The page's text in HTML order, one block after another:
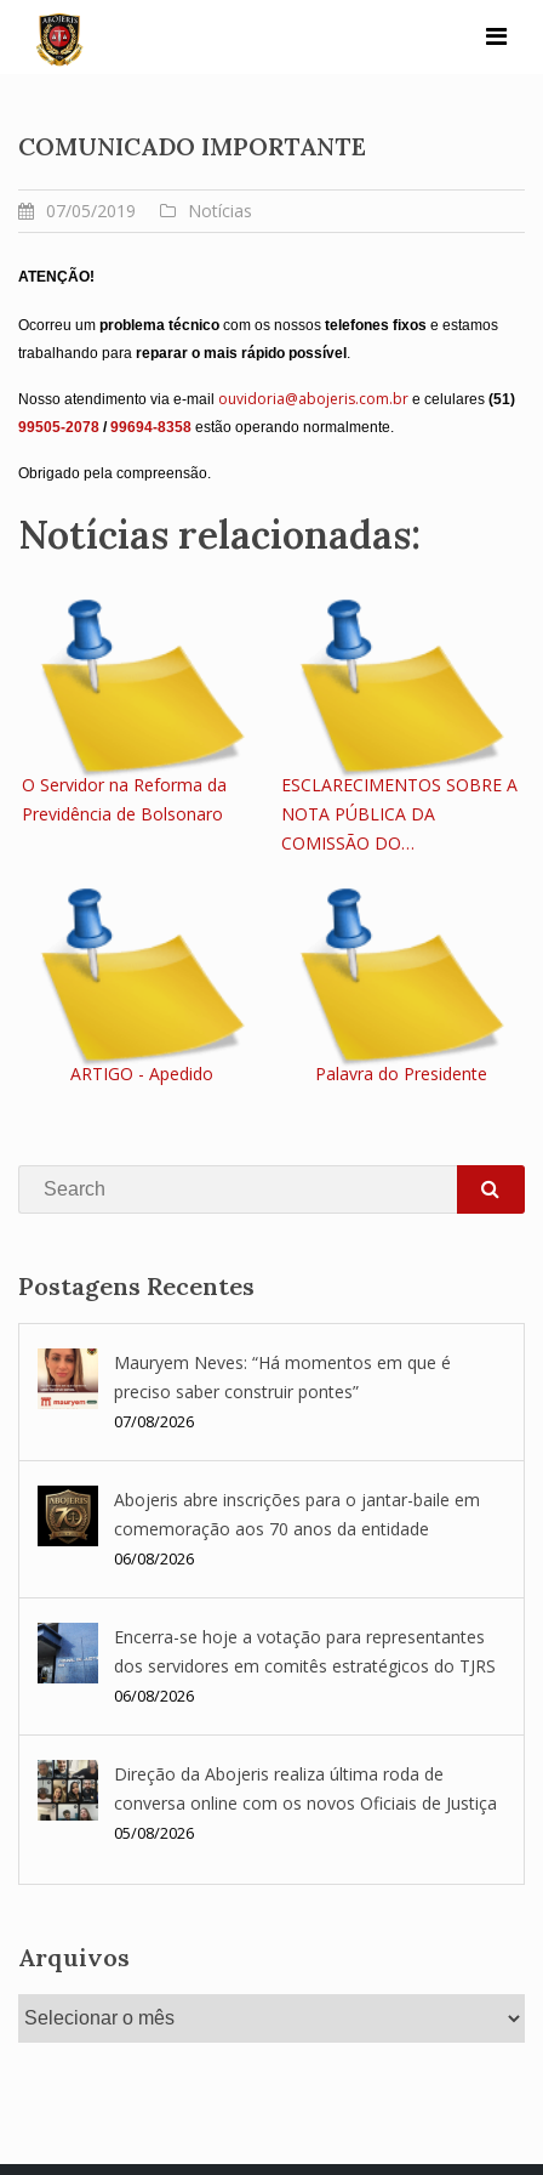
content
COMUNICADO IMPORTANTE
07/05/2019 Notícias
ATENÇÃO!
Ocorreu um problema técnico com os nossos telefones fixos e estamos
trabalhando para reparar o mais rápido possível .
Nosso atendimento via e-mail ouvidoria@abojeris.com.br e celulares
99505-2078 / 99694-8358 estão operando normalmente.
Obrigado pela compreensão.
Notícias relacionadas:
O Servidor na Reforma da
Previdência de Bolsonaro
ESCLARECIMENTOS SOBRE A
NOTA PÚBLICA DA
COMISSÃO DO…
ARTIGO - Apedido Palavra do Presidente
Search
Postagens Recentes
Mauryem Neves: “Há momentos em que é
preciso saber construir pontes”
07/08/2026
Abojeris abre inscrições para o jantar-baile em
comemoração aos 70 anos da entidade
06/08/2026
Encerra-se hoje a votação para representantes
dos servidores em comitês estratégicos do TJRS
06/08/2026
Direção da Abojeris realiza última roda de
conversa online com os novos Oficiais de Justiça
05/08/2026
Arquivos
Arquivos